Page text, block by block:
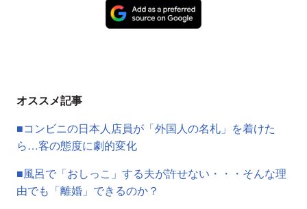
オススメ記事
■コンビニの日本人店員が「外国人の名札」を着けた
ら…客の態度に劇的変化
■風呂で「おしっこ」する夫が許せない・・・そんな理
由でも「離婚」できるのか？